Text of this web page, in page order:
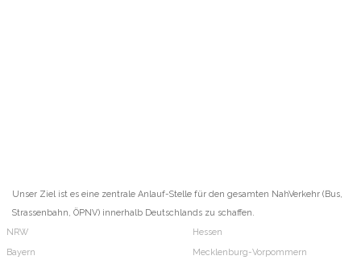
Unser Ziel ist es eine zentrale Anlauf-Stelle für den gesamten NahVerkehr (Bus,
Strassenbahn, ÖPNV) innerhalb Deutschlands zu schaffen.
NRW
Bayern
Hessen
Mecklenburg-Vorpommern